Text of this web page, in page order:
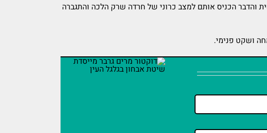
והדבר הכניס אותם למצב כרוני של חרדה שרק הלכה והתגברה
ושקט פנימי.